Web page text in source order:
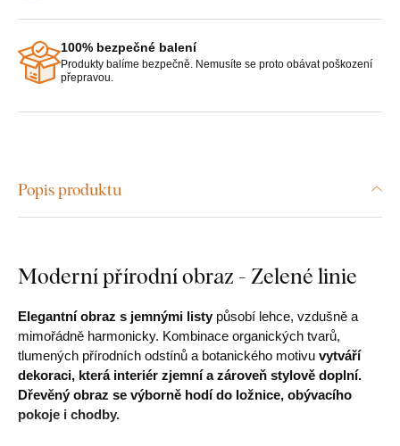
100% bezpečné balení
Produkty balíme bezpečně. Nemusíte se proto obávat poškození
přepravou.
Popis produktu
Moderní přírodní obraz - Zelené linie
Elegantní obraz s jemnými listy působí lehce, vzdušně a
mimořádně harmonicky. Kombinace organických tvarů,
tlumených přírodních odstínů a botanického motivu vytváří
dekoraci, která interiér zjemní a zároveň stylově doplní.
Dřevěný obraz se výborně hodí do ložnice, obývacího
pokoje i chodby.